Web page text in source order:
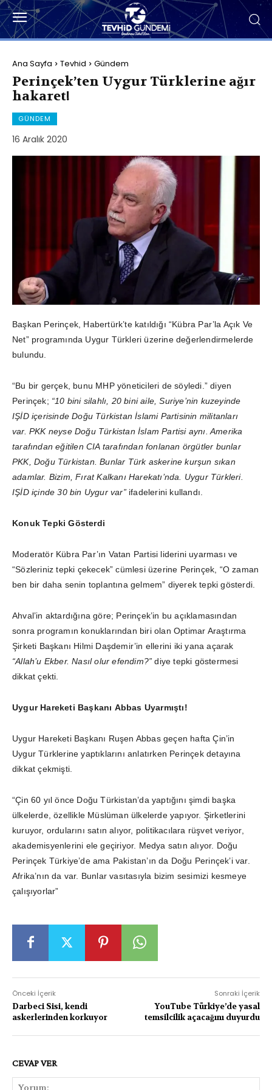
Ana Sayfa Tevhid Gündem
Perinçek’ten Uygur Türklerine ağır
hakaret!
GÜNDEM
16 Aralık 2020
Başkan Perinçek, Habertürk’te katıldığı “Kübra Par’la Açık Ve
Net” programında Uygur Türkleri üzerine değerlendirmelerde
bulundu.
“Bu bir gerçek, bunu MHP yöneticileri de söyledi.” diyen
Perinçek; “10 bini silahlı, 20 bini aile, Suriye’nin kuzeyinde
IŞİD içerisinde Doğu Türkistan İslami Partisinin militanları
var. PKK neyse Doğu Türkistan İslam Partisi aynı. Amerika
tarafından eğitilen CIA tarafından fonlanan örgütler bunlar
PKK, Doğu Türkistan. Bunlar Türk askerine kurşun sıkan
adamlar. Bizim, Fırat Kalkanı Harekatı’nda. Uygur Türkleri.
IŞİD içinde 30 bin Uygur var”ifadelerini kullandı.
Konuk Tepki Gösterdi
Moderatör Kübra Par’ın Vatan Partisi liderini uyarması ve
“Sözleriniz tepki çekecek” cümlesi üzerine Perinçek, “O zaman
ben bir daha senin toplantına gelmem” diyerek tepki gösterdi.
Ahval’in aktardığına göre; Perinçek’in bu açıklamasından
sonra programın konuklarından biri olan Optimar Araştırma
Şirketi Başkanı Hilmi Daşdemir’in ellerini iki yana açarak
“Allah’u Ekber. Nasıl olur efendim?” diye tepki göstermesi
dikkat çekti.
Uygur Hareketi Başkanı Abbas Uyarmıştı!
Uygur Hareketi Başkanı Ruşen Abbas geçen hafta Çin’in
Uygur Türklerine yaptıklarını anlatırken Perinçek detayına
dikkat çekmişti.
“Çin 60 yıl önce Doğu Türkistan’da yaptığını şimdi başka
ülkelerde, özellikle Müslüman ülkelerde yapıyor. Şirketlerini
kuruyor, ordularını satın alıyor, politikacılara rüşvet veriyor,
akademisyenlerini ele geçiriyor. Medya satın alıyor. Doğu
Perinçek Türkiye’de ama Pakistan’ın da Doğu Perinçek’i var.
Afrika’nın da var. Bunlar vasıtasıyla bizim sesimizi kesmeye
çalışıyorlar”
Önceki İçerik
Darbeci Sisi, kendi
askerlerinden korkuyor
Sonraki İçerik
YouTube Türkiye’de yasal
temsilcilik açacağını duyurdu
CEVAP VER